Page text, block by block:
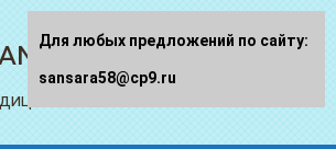
портал
Для любых предложений по сайту:
sansara58@cp9.ru